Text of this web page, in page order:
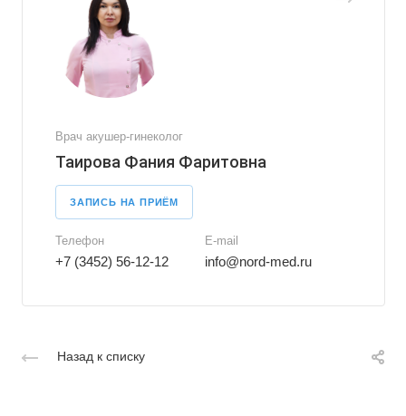
Врач акушер-гинеколог
Таирова Фания Фаритовна
ЗАПИСЬ НА ПРИЁМ
Телефон
+7 (3452) 56-12-12
E-mail
info@nord-med.ru
Назад к списку